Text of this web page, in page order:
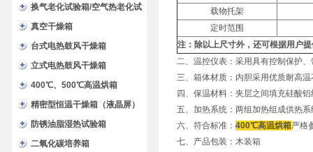
换气老化试验箱/空气热老化试
验箱
真空干燥箱
台式电热鼓风干燥箱
立式电热鼓风干燥箱
400℃、500℃高温烘箱
精密型恒温干燥箱（液晶屏）
防锈油脂湿热试验箱
二氧化碳培养箱
载物托架
定时范围
注：除以上尺寸外，还可根据用户
二、温控仪表：采用具有控制保护
三、箱体材质：内胆采用优质耐高
四、保温材料：夹层之间填充硅酸
五、加热系统：两组加热组成供热
六、符合标准： 400℃高温烘箱严格
七、产品包装：木装箱